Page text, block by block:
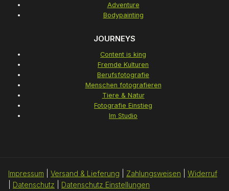
Adventure
Bodypainting
JOURNEYS
Content is king
Fremde Kulturen
Berufsfotografie
Menschen fotografieren
Tiere & Natur
Fotografie Einstieg
Im Studio
Impressum Versand & Lieferung Zahlungsweisen
Widerruf
Datenschutz Datenschutz Einstellungen